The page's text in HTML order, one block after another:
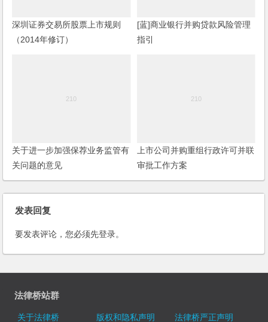
深圳证券交易所股票上市规则
（2014年修订）
[蓝]商业银行并购贷款风险管理
指引
关于进一步加强保荐业务监管有
关问题的意见
上市公司并购重组行政许可并联
审批工作方案
发表回复
要发表评论，您必须先登录。
法律桥站群
关于法律桥 版权和隐私声明
法律桥严正声明